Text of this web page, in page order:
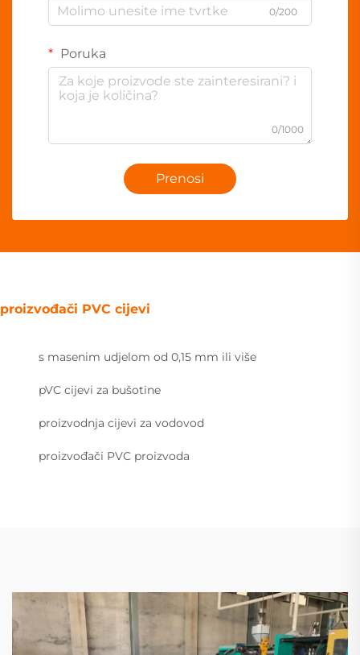
0/200
Poruka
0/1000
Prenosi
proizvođači PVC cijevi
s masenim udjelom od 0,15 mm ili više
pVC cijevi za bušotine
proizvodnja cijevi za vodovod
proizvođači PVC proizvoda